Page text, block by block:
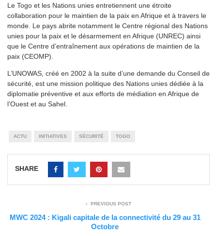
Le Togo et les Nations unies entretiennent une étroite
collaboration pour le maintien de la paix en Afrique et à travers le
monde. Le pays abrite notamment le Centre régional des Nations
unies pour la paix et le désarmement en Afrique (UNREC) ainsi
que le Centre d’entraînement aux opérations de maintien de la
paix (CEOMP).
L’UNOWAS, créé en 2002 à la suite d’une demande du Conseil de
sécurité, est une mission politique des Nations unies dédiée à la
diplomatie préventive et aux efforts de médiation en Afrique de
l’Ouest et au Sahel.
ACTU INITIATIVES SÉCURITÉ TOGO
SHARE
PREVIOUS POST
MWC 2024 : Kigali capitale de la connectivité du 29 au 31
Octobre